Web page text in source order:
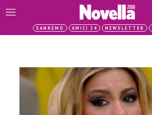
SANREMO AMICI 24 NEWSLETTER